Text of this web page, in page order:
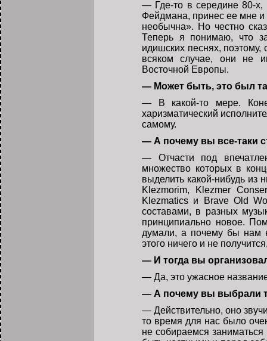
— Где-то в середине 80-х,
Фейдмана, принес ее мне и
необычна». Но честно
Теперь я понимаю, что
идишских песнях, поэтому,
всяком случае, они не
Восточной Европы.
— Может быть, это был
— В какой-то мере.
харизматический
самому.
— А почему вы все-таки
— Отчасти под
множество которых в
выделить какой-нибудь из
Klezmorim, Klezmer
Klezmatics и Brave Old
составами, в разных
принципиально новое.
думали, а почему бы нам
этого ничего и не
— И тогда вы
— Да, это ужасное
— А почему вы выбрали
— Действительно, оно
то время для нас было
не собираемся